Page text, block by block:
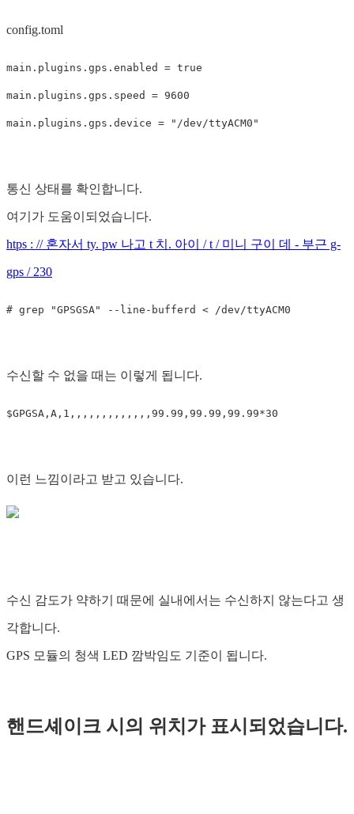
config.toml
main.plugins.gps.enabled = true
main.plugins.gps.speed = 9600
main.plugins.gps.device = "/dev/ttyACM0"
통신 상태를 확인합니다.
여기가 도움이되었습니다.
htps : // 혼자서 ty. pw 나고 t 치. 아이 / t / 미니 구이 데 - 부근 g-
gps / 230
수신할 수 없을 때는 이렇게 됩니다.
이런 느낌이라고 받고 있습니다.
수신 감도가 약하기 때문에 실내에서는 수신하지 않는다고 생
각합니다.
GPS 모듈의 청색 LED 깜박임도 기준이 됩니다.
핸드셰이크 시의 위치가 표시되었습니다.